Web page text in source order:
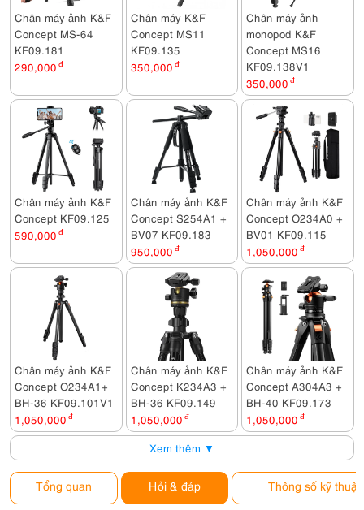
Chân máy ảnh K&F
Concept MS-64
KF09.181
290,000 đ
Chân máy K&F
Concept MS11
KF09.135
350,000 đ
Chân máy ảnh
monopod K&F
Concept MS16
KF09.138V1
350,000 đ
Chân máy ảnh K&F
Concept KF09.125
590,000 đ
Chân máy ảnh K&F
Concept S254A1 +
BV07 KF09.183
950,000 đ
Chân máy ảnh K&F
Concept O234A0 +
BV01 KF09.115
1,050,000 đ
Chân máy ảnh K&F
Concept O234A1+
BH-36 KF09.101V1
1,050,000 đ
Chân máy ảnh K&F
Concept K234A3 +
BH-36 KF09.149
1,050,000 đ
Chân máy ảnh K&F
Concept A304A3 +
BH-40 KF09.173
1,050,000 đ
Xem thêm ▼
Tổng quan Hỏi & đáp Thông số kỹ thuật